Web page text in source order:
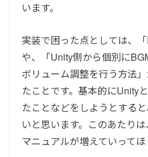
います。
実装で困った点としては、
や、「Unity側から個別に
ボリューム調整を行う方法
たことです。 基本的にUnity
たことなどをしようとする
いと思います。このあたり
マニュアルが増えていってほ